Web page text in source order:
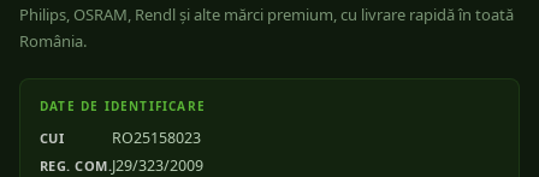
Philips, OSRAM, Rendl și alte mărci premium, cu livrare rapidă în toată
România.
DATE DE IDENTIFICARE
CUI RO25158023
REG. COM.J29/323/2009